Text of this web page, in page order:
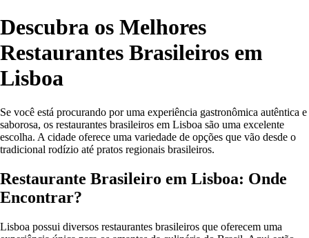
Descubra os Melhores
Restaurantes Brasileiros em
Lisboa
Se você está procurando por uma experiência gastronômica autêntica e
saborosa, os restaurantes brasileiros em Lisboa são uma excelente
escolha. A cidade oferece uma variedade de opções que vão desde o
tradicional rodízio até pratos regionais brasileiros.
Restaurante Brasileiro em Lisboa: Onde
Encontrar?
Lisboa possui diversos restaurantes brasileiros que oferecem uma